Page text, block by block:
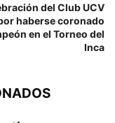
del Club UCV
haberse coronado
en el Torneo del
Inca